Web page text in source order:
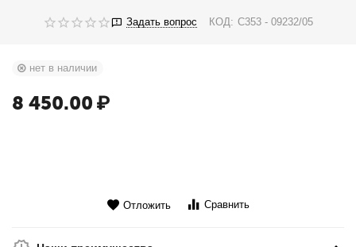
Задать вопрос КОД: C353 - 09232/05
нет в наличии
8 450.00 ₽
Отложить Сравнить